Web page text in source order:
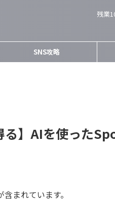
残業
SNS攻略
る】AIを使った
まれています。